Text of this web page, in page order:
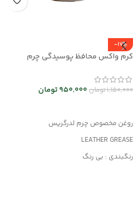
-17%
کرم واکس محافظ پوسیدگی چرم
1,150,000تومان950,000تومان
روغن مخصوص چرم لدرگریس
LEATHER GREASE
رنگبندی : بی رنگ